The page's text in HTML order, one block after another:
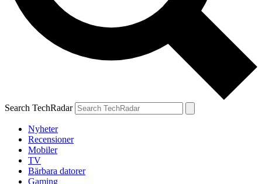
Search TechRadar
Nyheter
Recensioner
Mobiler
TV
Bärbara datorer
Gaming